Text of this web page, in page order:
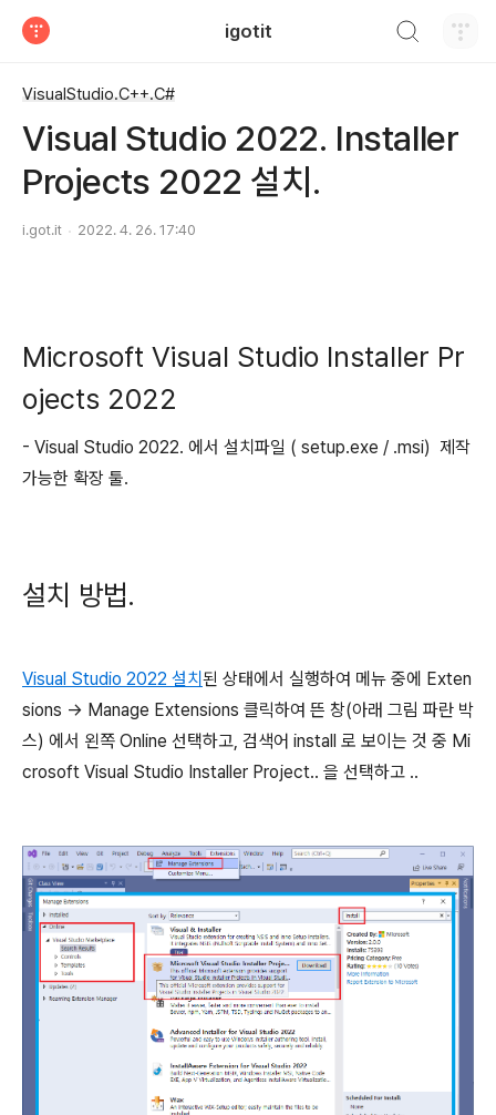
igotit
VisualStudio.C++.C#
Visual Studio 2022. Installer
Projects 2022 설치.
i.got.it 2022. 4. 26. 17:40
Microsoft Visual Studio Installer Pr
ojects 2022
- Visual Studio 2022. 에서 설치파일 ( setup.exe / .msi) 제작
가능한 확장 툴.
설치 방법.
Visual Studio 2022 설치된 상태에서 실행하여 메뉴 중에 Exten
sions -> Manage Extensions 클릭하여 뜬 창(아래 그림 파란 박
스) 에서 왼쪽 Online 선택하고, 검색어 install 로 보이는 것 중 Mi
crosoft Visual Studio Installer Project.. 을 선택하고 ..